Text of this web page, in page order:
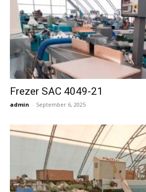
Frezer SAC 4049-21
admin - September 6, 2025